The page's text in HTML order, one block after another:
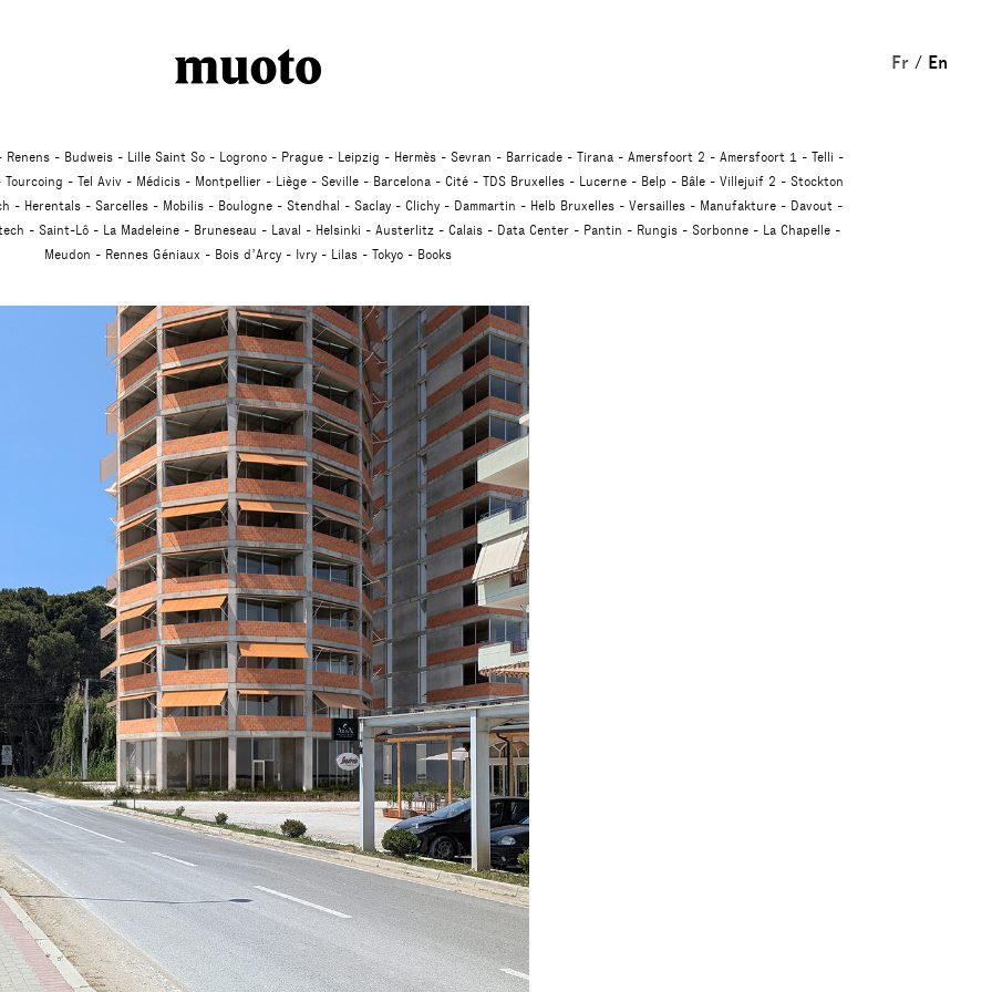
Fr En
Renens Budweis Lille Saint So Logrono Prague Leipzig Hermès Sevran Barricade Tirana Amersfoort 2 Amersfoort 1
Telli
Tourcoing
Tel Aviv Médicis Montpellier Liège Seville Barcelona Cité TDS Bruxelles Lucerne Belp Bâle Villejuif 2
Stockton
Herentals Sarcelles Mobilis Boulogne Stendhal Saclay Clichy Dammartin Helb Bruxelles Versailles Manufakture
Davout
Saint-Lô La Madeleine Bruneseau Laval Helsinki Austerlitz Calais Data Center Pantin Rungis Sorbonne
La Chapelle
Meudon
Rennes Géniaux Bois d’Arcy Ivry Lilas Tokyo Books